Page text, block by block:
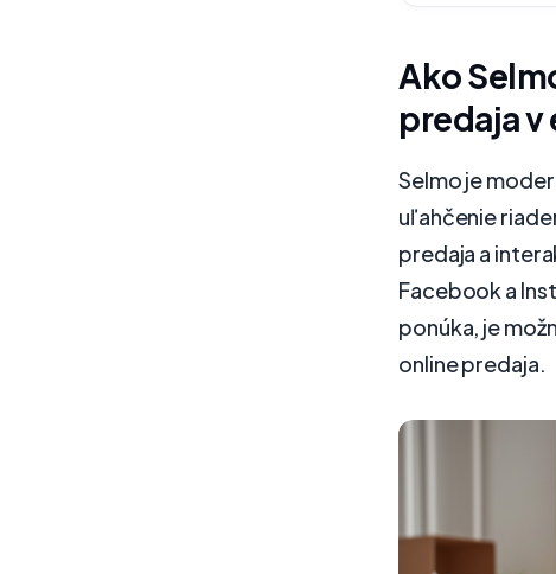
Ako
predaja
Selmo je
uľahčenie
predaja a
Facebook a
ponúka, je
online predaja.